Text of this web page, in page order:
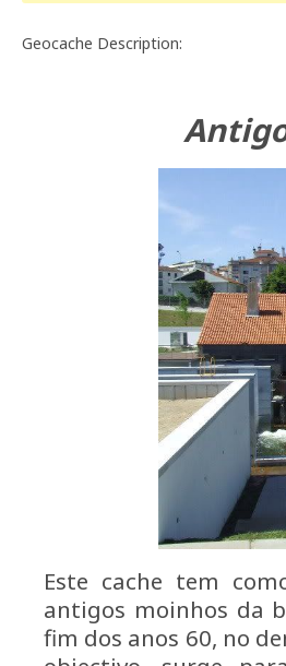
Geocache Description:
Este cache tem
antigos moinhos da
fim dos anos 60, no